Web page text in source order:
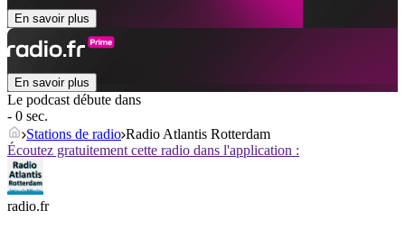
En savoir plus
En savoir plus
Le podcast débute dans
- 0 sec.
Stations de radio Radio Atlantis Rotterdam
Écoutez gratuitement cette radio dans l'application :
radio.fr